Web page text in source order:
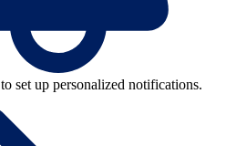
to set up personalized notifications.